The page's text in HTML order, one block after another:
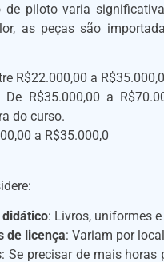
piloto varia
as peças são
R$22.000,00 a
R$35.000,00 a
do curso.
a R$35.000,0
: Livros, uniformes
de licença: Variam por
: Se precisar de mais